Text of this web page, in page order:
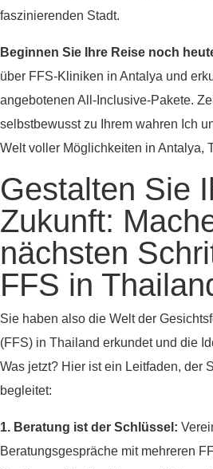
faszinierenden Stadt.
Beginnen Sie Ihre Reise noch
über FFS-Kliniken in Antalya und
angebotenen All-Inclusive-Pakete.
selbstbewusst zu Ihrem wahren Ich
Welt voller Möglichkeiten in Antalya,
Gestalten Sie
Zukunft:
nächsten
FFS in
Sie haben also die Welt der
(FFS) in Thailand erkundet und die
Was jetzt? Hier ist ein Leitfaden, der
begleitet:
1. Beratung ist der Schlüssel:
Beratungsgespräche mit mehreren